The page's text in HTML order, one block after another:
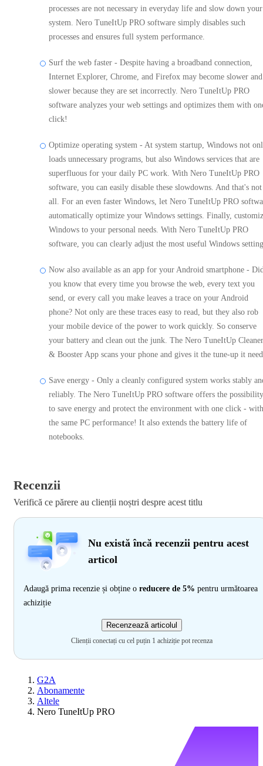
processes are not necessary in everyday life and slow down your
system. Nero TuneItUp PRO software simply disables such
processes and ensures full system performance.
Surf the web faster - Despite having a broadband connection,
Internet Explorer, Chrome, and Firefox may become slower and
slower because they are set incorrectly. Nero TuneItUp PRO
software analyzes your web settings and optimizes them with
click!
Optimize operating system - At system startup, Windows not
loads unnecessary programs, but also Windows services that are
superfluous for your daily PC work. With Nero TuneItUp PRO
software, you can easily disable these slowdowns. And that's not
all. For an even faster Windows, let Nero TuneItUp PRO
automatically optimize your Windows settings. Finally,
Windows to your personal needs. With Nero TuneItUp PRO
software, you can clearly adjust the most useful Windows
Now also available as an app for your Android smartphone -
you know that every time you browse the web, every text you
send, or every call you make leaves a trace on your Android
phone? Not only are these traces easy to read, but they also rob
your mobile device of the power to work quickly. So conserve
your battery and clean out the junk. The Nero TuneItUp Cleaner
& Booster App scans your phone and gives it the tune-up it
Save energy - Only a cleanly configured system works stably
reliably. The Nero TuneItUp PRO software offers the possibility
to save energy and protect the environment with one click - with
the same PC performance! It also extends the battery life of
notebooks.
Recenzii
Verifică ce părere au clienții noștri despre acest titlu
Nu există încă recenzii pentru acest
articol
Adaugă prima recenzie și obține o reducere de 5% pentru următoarea
achiziție
Recenzează articolul
Clienții conectați cu cel puțin 1 achiziție pot recenza
G2A
Abonamente
Altele
Nero TuneItUp PRO